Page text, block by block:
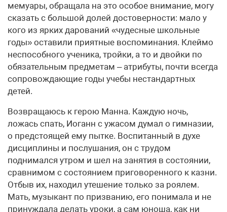
мемуары, обращала на это особое внимание, могу
сказать с большой долей достоверности: мало у
кого из ярких дарований «чудесные школьные
годы» оставили приятные воспоминания. Клеймо
неспособного ученика, тройки, а то и двойки по
обязательным предметам – атрибуты, почти всегда
сопровождающие годы учебы нестандартных
детей.
Возвращаюсь к герою Манна. Каждую ночь,
ложась спать, Иоганн с ужасом думал о гимназии,
о предстоящей ему пытке. Воспитанный в духе
дисциплины и послушания, он с трудом
поднимался утром и шел на занятия в состоянии,
сравнимом с состоянием приговоренного к казни.
Отбыв их, находил утешение только за роялем.
Мать, музыкант по призванию, его понимала и не
принуждала делать уроки, а сам юноша, как ни